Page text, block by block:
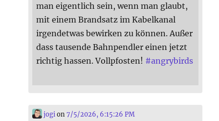
man eigentlich sein, wenn man glaubt,
mit einem Brandsatz im Kabelkanal
irgendetwas bewirken zu können. Außer
dass tausende Bahnpendler einen jetzt
richtig hassen. Vollpfosten! #angrybirds
jogion7/5/2026, 6:15:26 PM